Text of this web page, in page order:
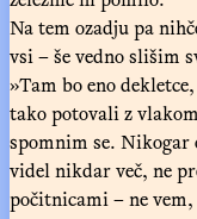
Na tem ozadju pa
vsi – še vedno slišim
»Tam bo eno
tako potovali z
spomnim se.
videl nikdar več, ne
počitnicami – ne